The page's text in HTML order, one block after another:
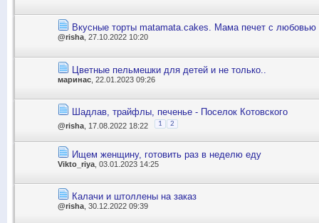
Вкусные торты matamata.cakes. Мама печет с
@risha , 27.10.2022 10:20
Цветные пельмешки для детей и не только..
маринас , 22.01.2023 09:26
Шадлав, трайфлы, печенье - Поселок Котовского
@risha , 17.08.2022 18:22 1 2
Ищем женщину, готовить раз в неделю еду
Vikto_riya , 03.01.2023 14:25
Калачи и штоллены на заказ
@risha , 30.12.2022 09:39